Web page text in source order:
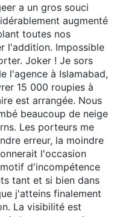
a un gros souci
augmenté
toutes nos
l'addition. Impossible
Joker ! Je sors
l'agence à Islamabad,
15 000 roupies à
est arrangée. Nous
beaucoup de neige
Les porteurs me
erreur, la moindre
l'occasion
d'incompétence
tant et si bien dans
j'atteins finalement
La visibilité est